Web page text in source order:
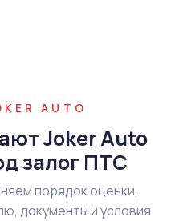
AUTO
Joker Auto
залог ПТС
порядок оценки,
документы и условия